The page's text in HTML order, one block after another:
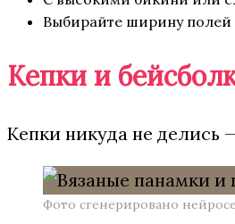
Выбирайте ширину
Кепки и
Кепки никуда не делись
Фото сгенерировано